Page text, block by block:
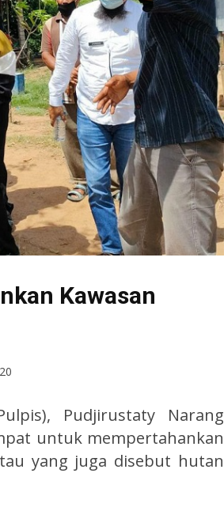
Kawasan
20
Pudjirustaty Narang
untuk mempertahankan
yang juga disebut hutan